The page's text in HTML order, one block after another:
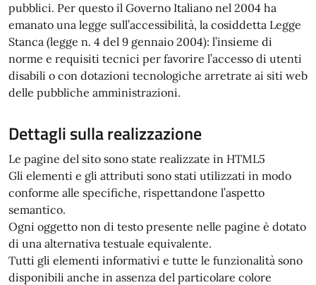
pubblici. Per questo il Governo Italiano nel 2004 ha
emanato una legge sull’accessibilità, la cosiddetta Legge
Stanca (legge n. 4 del 9 gennaio 2004): l’insieme di
norme e requisiti tecnici per favorire l’accesso di utenti
disabili o con dotazioni tecnologiche arretrate ai siti web
delle pubbliche amministrazioni.
Dettagli sulla realizzazione
Le pagine del sito sono state realizzate in HTML5
Gli elementi e gli attributi sono stati utilizzati in modo
conforme alle specifiche, rispettandone l’aspetto
semantico.
Ogni oggetto non di testo presente nelle pagine è dotato
di una alternativa testuale equivalente.
Tutti gli elementi informativi e tutte le funzionalità sono
disponibili anche in assenza del particolare colore